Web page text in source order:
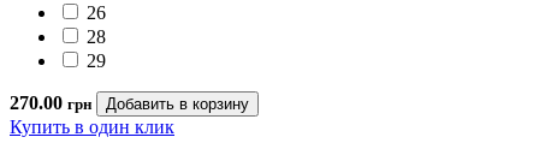
26
28
29
270.00 грн
Купить в один клик